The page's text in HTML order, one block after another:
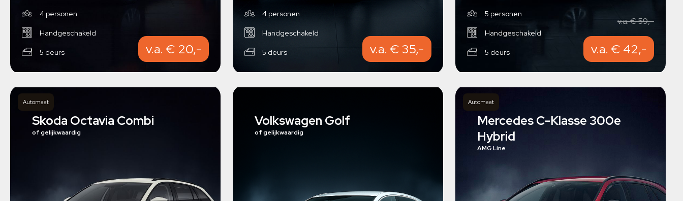
4 personen
Handgeschakeld
5 deurs v.a. € 20,-
4 personen
Handgeschakeld
5 deurs v.a. € 35,-
5 personen
Handgeschakeld
5 deurs
v.a. € 59,-
v.a. € 42,-
Automaat
Skoda Octavia Combi
of gelijkwaardig
Volkswagen Golf
of gelijkwaardig
Automaat
Mercedes C-Klasse 300e
Hybrid
AMG Line